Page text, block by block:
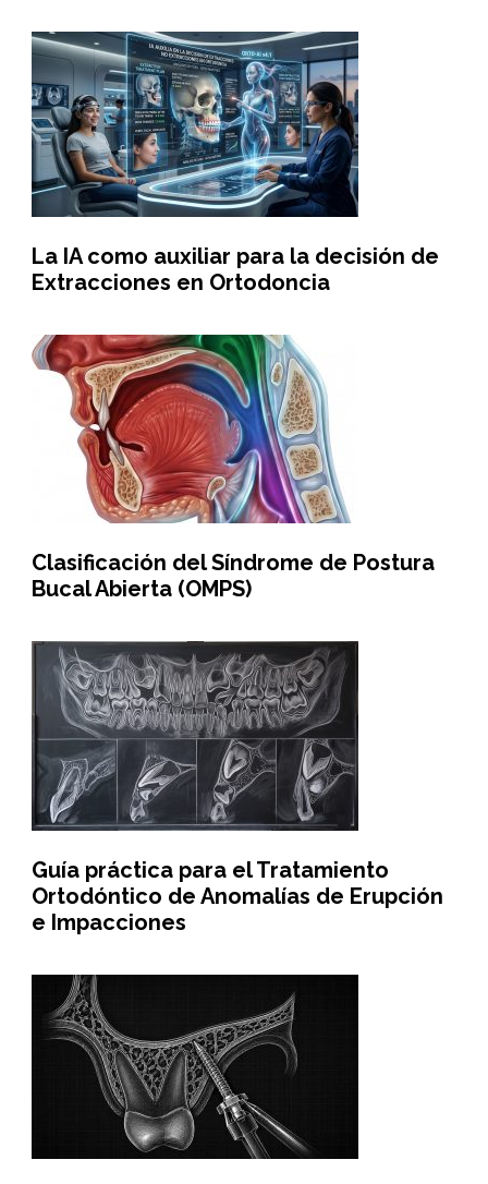
La IA como auxiliar para la decisión de
Extracciones en Ortodoncia
Clasificación del Síndrome de Postura
Bucal Abierta (OMPS)
Guía práctica para el Tratamiento
Ortodóntico de Anomalías de Erupción
e Impacciones